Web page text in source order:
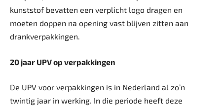
kunststof bevatten een verplicht logo dragen en
moeten doppen na opening vast blijven zitten aan
drankverpakkingen.
20 jaar UPV op verpakkingen
De UPV voor verpakkingen is in Nederland al zo’n
twintig jaar in werking. In die periode heeft deze